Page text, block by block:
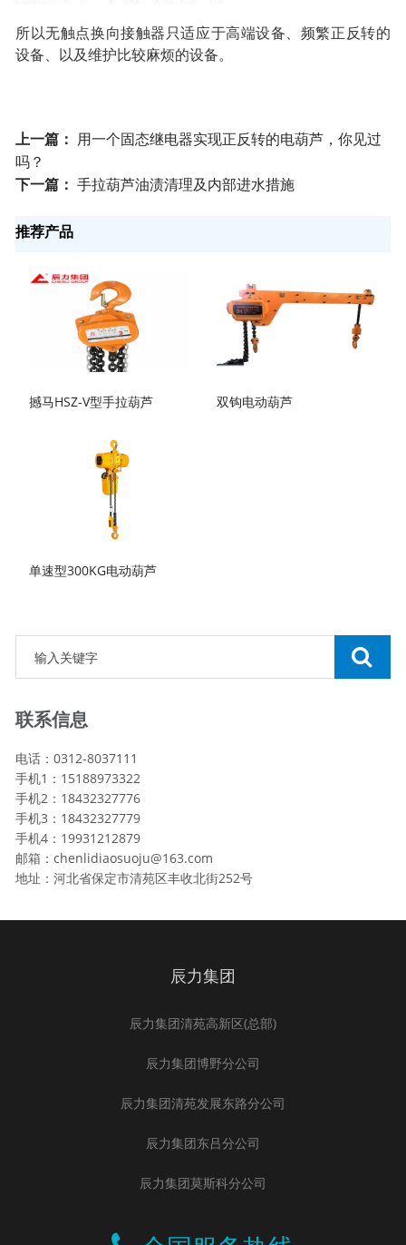
所以无触点换向接触器只适应于高端设备、频繁正反转的
设备、以及维护比较麻烦的设备。
上一篇： 用一个固态继电器实现正反转的电葫芦，你见过
吗？
下一篇： 手拉葫芦油渍清理及内部进水措施
推荐产品
撼马HSZ-V型手拉葫芦 双钩电动葫芦
单速型300KG电动葫芦
联系信息
电话：0312-8037111
手机1：15188973322
手机2：18432327776
手机3：18432327779
手机4：19931212879
邮箱：chenlidiaosuoju@163.com
地址：河北省保定市清苑区丰收北街252号
辰力集团
辰力集团清苑高新区(总部)
辰力集团博野分公司
辰力集团清苑发展东路分公司
辰力集团东吕分公司
辰力集团莫斯科分公司